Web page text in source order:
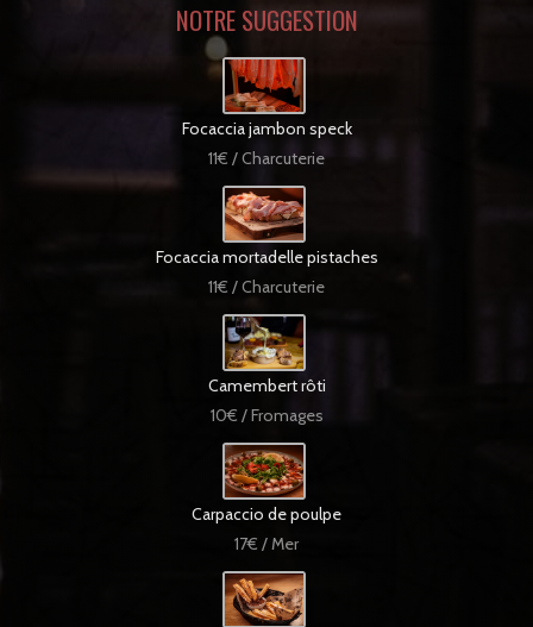
NOTRE SUGGESTION
Focaccia jambon speck
11€ / Charcuterie
Focaccia mortadelle pistaches
11€ / Charcuterie
Camembert rôti
10€ / Fromages
Carpaccio de poulpe
17€ / Mer